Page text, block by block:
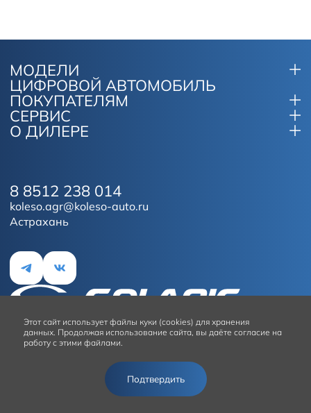
МОДЕЛИ
ЦИФРОВОЙ АВТОМОБИЛЬ
ПОКУПАТЕЛЯМ
СЕРВИС
О ДИЛЕРЕ
Астрахань
8 8512 238 014
koleso.agr@koleso-auto.ru
Условия использования сайта
Этот сайт использует файлы куки (cookies) для хранения
данных. Продолжая использование сайта, вы даёте согласие на
работу с этими файлами.
Подтвердить